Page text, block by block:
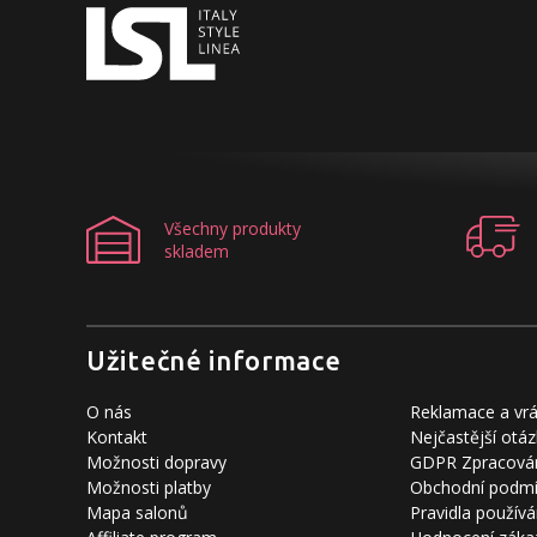
Všechny produkty
skladem
Užitečné informace
O nás
Kontakt
Možnosti dopravy
Možnosti platby
Mapa salonů
Reklamace a
Nejčastější
GDPR
Obchodní
Pravidla